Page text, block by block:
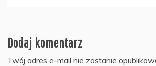
Dodaj komentarz
Twój adres e-mail nie zostanie